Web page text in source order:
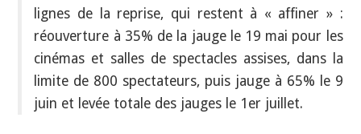
lignes de la reprise, qui restent à « affiner » :
réouverture à 35% de la jauge le 19 mai pour les
cinémas et salles de spectacles assises, dans la
limite de 800 spectateurs, puis jauge à 65% le 9
juin et levée totale des jauges le 1er juillet.